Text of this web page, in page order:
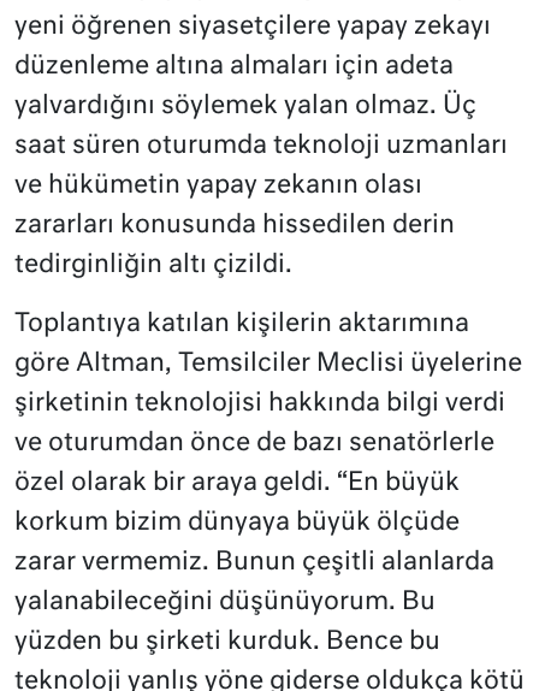
yeni öğrenen siyasetçilere yapay zekayı
düzenleme altına almaları için adeta
yalvardığını söylemek yalan olmaz. Üç
saat süren oturumda teknoloji uzmanları
ve hükümetin yapay zekanın olası
zararları konusunda hissedilen derin
tedirginliğin altı çizildi.
Toplantıya katılan kişilerin aktarımına
göre Altman, Temsilciler Meclisi üyelerine
şirketinin teknolojisi hakkında bilgi verdi
ve oturumdan önce de bazı senatörlerle
özel olarak bir araya geldi. “En büyük
korkum bizim dünyaya büyük ölçüde
zarar vermemiz. Bunun çeşitli alanlarda
yalanabileceğini düşünüyorum. Bu
yüzden bu şirketi kurduk. Bence bu
teknoloji yanlış yöne giderse oldukça kötü